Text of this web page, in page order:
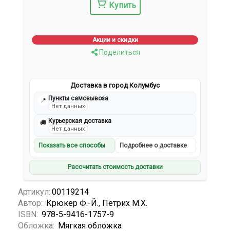
Купить
Акции и скидки
Поделиться
Доставка в город Колумбус
📍 Пункты самовывоза
Нет данных
🚚 Курьерская доставка
Нет данных
Показать все способы Подробнее о доставке
Рассчитать стоимость доставки
Артикул: 00119214
Автор: Крюкер Ф.-Й., Петрих М.Х.
ISBN: 978-5-9416-1757-9
Обложка: Мягкая обложка